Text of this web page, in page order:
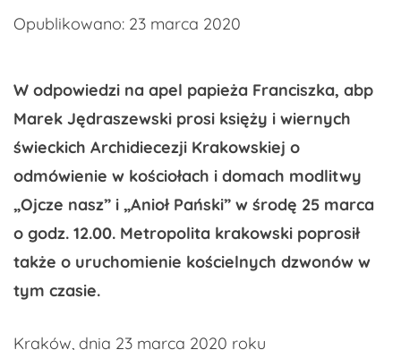
Opublikowano: 23 marca 2020
W odpowiedzi na apel papieża Franciszka, abp
Marek Jędraszewski prosi księży i wiernych
świeckich Archidiecezji Krakowskiej o
odmówienie w kościołach i domach modlitwy
„Ojcze nasz” i „Anioł Pański” w środę 25 marca
o godz. 12.00. Metropolita krakowski poprosił
także o uruchomienie kościelnych dzwonów w
tym czasie.
Kraków, dnia 23 marca 2020 roku